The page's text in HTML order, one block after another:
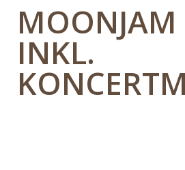
MOONJAM
INKL.